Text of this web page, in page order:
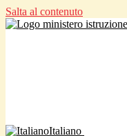
Salta al contenuto
Italiano